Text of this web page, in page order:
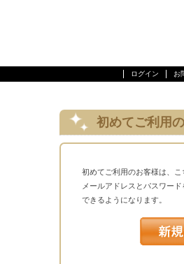
お
ログイン
初めてご利用
初めてご利用のお客様は、こ
メールアドレスとパスワー
できるようになります。